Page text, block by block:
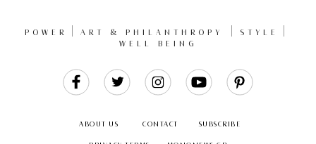
POWER ART & PHILANTHROPY
STYLE
WELL BEING
ABOUT US CONTACT SUBSCRIBE